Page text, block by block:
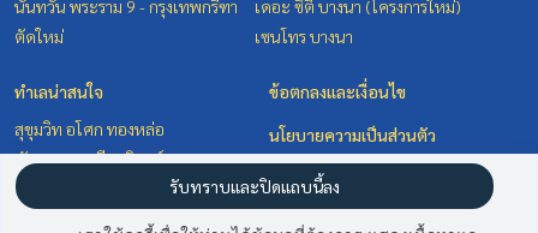
นันทวัน พระราม 9 - กรุงเทพกรีฑา
ตัดใหม่
เดอะ ซิตี้ บางนา (โครงการใหม่)
เซนโทร บางนา
ทำเลน่าสนใจ
สุขุมวิท อโศก ทองหล่อ
พัฒนาการ ศรีนครินทร์
บางนา แบริ่ง ลาซาล
ข้อตกลงและเงื่อนไข
นโยบายความเป็นส่วนตัว
เกี่ยวกับเรา
วิธีการฝากขาย-เช่า
รับทราบและปิดแถบนี้ลง